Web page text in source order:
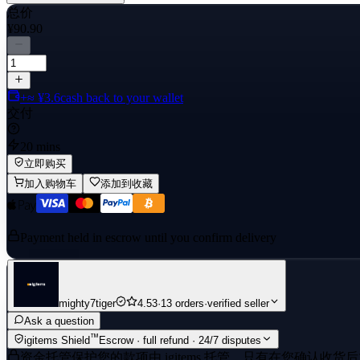
总价
¥90.90
+≈ ¥3.6cash back to your wallet
交付
20 mins
立即购买
加入购物车
添加到收藏
Payment held in escrow until you confirm delivery
mighty7tiger 4.53·13 orders·verified seller
Ask a question
igitems Shield™ Escrow · full refund · 24/7 disputes
资金托管保护您的款项由 igitems 托管，只有在您确认收货后